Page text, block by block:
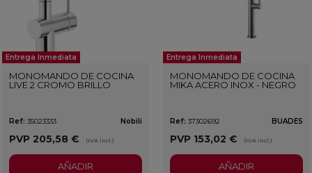
Entrega Inmediata
MONOMANDO DE COCINA
LIVE 2 CROMO BRILLO
Ref: 35023333 Nobili
PVP 205,58 € (IVA incl.)
AÑADIR
Entrega Inmediata
MONOMANDO DE COCINA
MIKA ACERO INOX - NEGRO
Ref: 37302692 BUADES
PVP 153,02 € (IVA incl.)
AÑADIR